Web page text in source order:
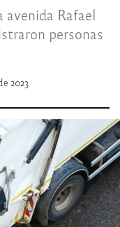
avenida Rafael
personas
2023